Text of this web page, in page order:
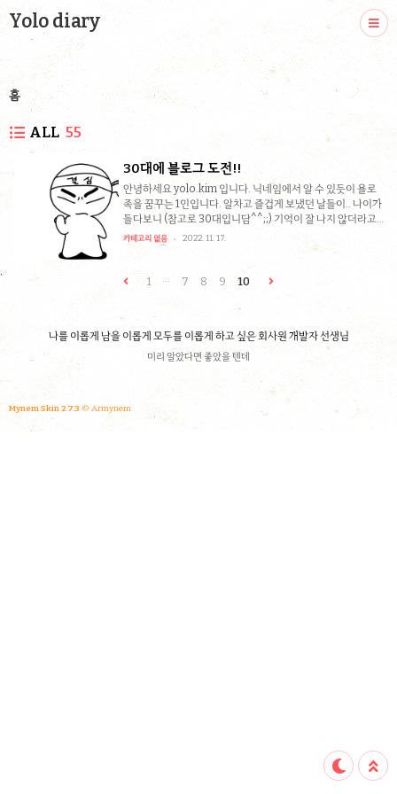
Yolo diary
홈
ALL 55
30대에 블로그 도전!!
안녕하세요 yolo.kim 입니다. 닉네임에서 알 수 있듯이 욜로
족을 꿈꾸는 1인입니다. 알차고 즐겁게 보냈던 날들이.. 나이가
들다보니 (참고로 30대입니담^^;;) 기억이 잘 나지 않더라고
요.. 나이가 깡패야 ㅠㅠ 그래서 도전!! 블로그를 개설하였어
여. 여행,v-log,취미,정보 공유 등 다양한 글을 포스팅할테니
diem.
카테고리 없음 2022. 11. 17.
1 ··· 7 8 9 10
나를 이롭게 남을 이롭게 모두를 이롭게 하고 싶은 회사원 개발자 선생님
미리 알았다면 좋았을 텐데
Mynem Skin 2.7.3 © Armynem